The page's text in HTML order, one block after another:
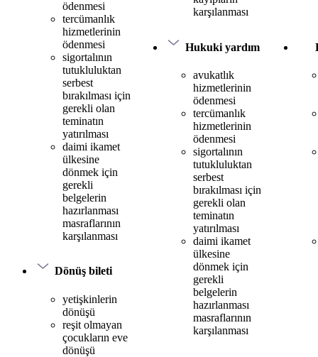
ödenmesi
tercümanlık
hizmetlerinin
ödenmesi
sigortalının
tutukluluktan
serbest
bırakılması için
gerekli olan
teminatın
yatırılması
daimi ikamet
ülkesine
dönmek için
gerekli
belgelerin
hazırlanması
masraflarının
karşılanması
Dönüş bileti
yetişkinlerin
dönüşü
reşit olmayan
çocukların eve
dönüşü
karşılanması
Hukuki yardım
avukatlık
hizmetlerinin
ödenmesi
tercümanlık
hizmetlerinin
ödenmesi
sigortalının
tutukluluktan
serbest
bırakılması için
gerekli olan
teminatın
yatırılması
daimi ikamet
ülkesine
dönmek için
gerekli
belgelerin
hazırlanması
masraflarının
karşılanması